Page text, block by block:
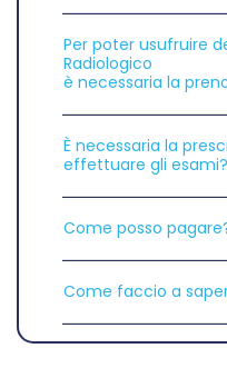
Per poter usufruire
Radiologico
è necessaria la
È necessaria la
effettuare gli esami?
Come posso
Come faccio a